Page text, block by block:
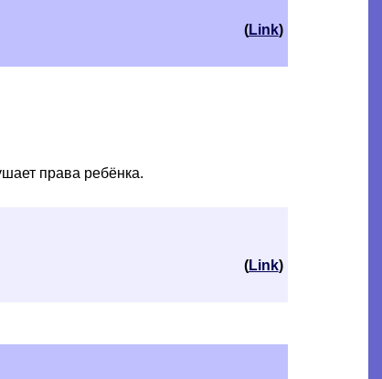
(Link)
права ребёнка.
(Link)